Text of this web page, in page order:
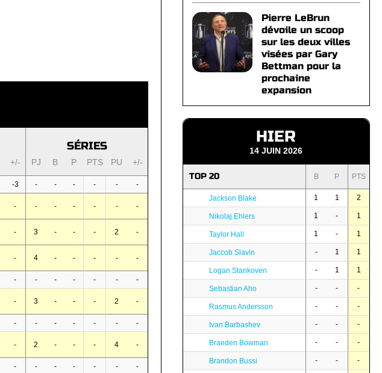
SÉRIES
+/- PJ B P PTS PU +/-
-3 - - - - - -
- - - - - - -
- 3 - - - 2 -
- 4 - - - - -
- - - - - -
-
- 3 - - - 2 -
- - - - - -
-
- 2 - - - 4 -
- - - - - - -
Pierre LeBrun
dévoile un scoop
sur les deux villes
visées par Gary
Bettman pour la
prochaine
expansion
HIER
14 JUIN 2026
TOP 20 B P PTS
Jackson Blake 1 1 2
Nikolaj Ehlers 1 - 1
Taylor Hall 1 - 1
Jaccob Slavin - 1 1
Logan Stankoven - 1 1
Sebastian Aho - - -
Rasmus Andersson - - -
Ivan Barbashev - - -
Braeden Bowman - - -
Brandon Bussi - - -